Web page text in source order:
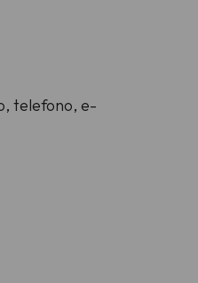
telefono, e-